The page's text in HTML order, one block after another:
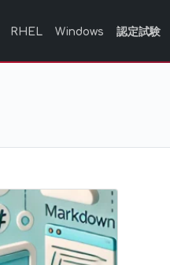
RHEL Windows 認定試験